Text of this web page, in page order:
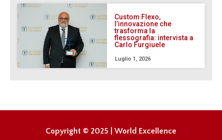
Custom Flexo,
l’innovazione che
trasforma la
flessografia: intervista a
Carlo Furgiuele
Luglio 1, 2026
Copyright © 2025 | World Excellence